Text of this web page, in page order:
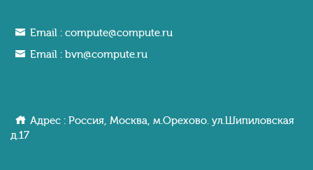
Email : compute@compute.ru
Email : bvn@compute.ru
Адрес : Россия, Москва, м.Орехово. ул.Шипиловcкaя
д.17